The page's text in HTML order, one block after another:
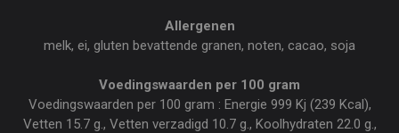
Allergenen
melk, ei, gluten bevattende granen, noten, cacao, soja
Voedingswaarden per 100 gram
Voedingswaarden per 100 gram : Energie 999 Kj (239 Kcal),
Vetten 15.7 g., Vetten verzadigd 10.7 g., Koolhydraten 22.0 g.,